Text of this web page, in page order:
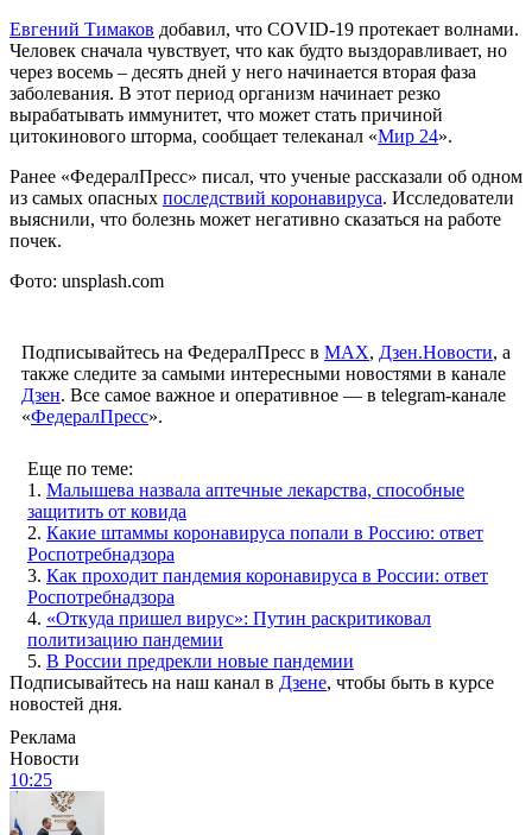
Евгений Тимаков добавил, что COVID-19 протекает волнами.
Человек сначала чувствует, что как будто выздоравливает, но
через восемь – десять дней у него начинается вторая фаза
заболевания. В этот период организм начинает резко
вырабатывать иммунитет, что может стать причиной
цитокинового шторма, сообщает телеканал «Мир 24».
Ранее «ФедералПресс» писал, что ученые рассказали об одном
из самых опасных последствий коронавируса. Исследователи
выяснили, что болезнь может негативно сказаться на работе
почек.
Фото: unsplash.com
Подписывайтесь на ФедералПресс в МАХ, Дзен.Новости, а
также следите за самыми интересными новостями в канале
Дзен. Все самое важное и оперативное — в telegram-канале
«ФедералПресс».
Еще по теме:
1. Малышева назвала аптечные лекарства, способные
защитить от ковида
2. Какие штаммы коронавируса попали в Россию: ответ
Роспотребнадзора
3. Как проходит пандемия коронавируса в России: ответ
Роспотребнадзора
4. «Откуда пришел вирус»: Путин раскритиковал
политизацию пандемии
5. В России предрекли новые пандемии
Подписывайтесь на наш канал в Дзене, чтобы быть в курсе
новостей дня.
Реклама
Новости
10:25